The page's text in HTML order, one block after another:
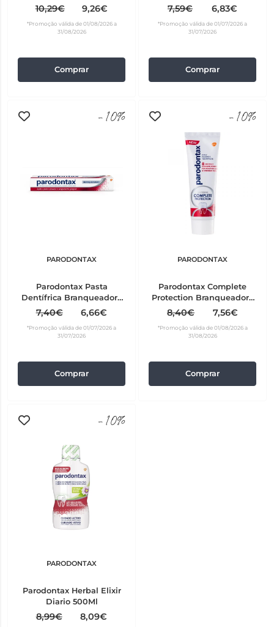
10,29€ 9,26€
*Promoção válida de 01/08/2026 a
31/08/2026
Comprar
7,59€ 6,83€
*Promoção válida de 01/07/2026 a
31/07/2026
Comprar
-10%
PARODONTAX
Parodontax Pasta
Dentífrica Branqueadora
75 ml
7,40€ 6,66€
*Promoção válida de 01/07/2026 a
31/07/2026
Comprar
-10%
PARODONTAX
Parodontax Complete
Protection Branqueadora
Pasta Dentífrica 75 ml
8,40€ 7,56€
*Promoção válida de 01/08/2026 a
31/08/2026
Comprar
-10%
PARODONTAX
Parodontax Herbal Elixir
Diario 500Ml
8,99€ 8,09€